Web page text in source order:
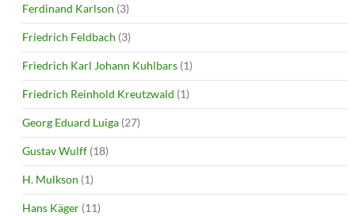
Ferdinand Karlson (3)
Friedrich Feldbach (3)
Friedrich Karl Johann Kuhlbars (1)
Friedrich Reinhold Kreutzwald (1)
Georg Eduard Luiga (27)
Gustav Wulff (18)
H. Mulkson (1)
Hans Käger (11)